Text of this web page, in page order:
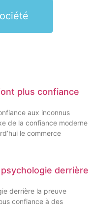
plus confiance
aux inconnus
de la confiance moderne
le commerce
derrière
derrière la preuve
confiance à des